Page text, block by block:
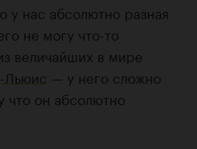
у нас абсолютно разная
не могу что-то
величайших в мире
Льюис — у него сложно
что он абсолютно